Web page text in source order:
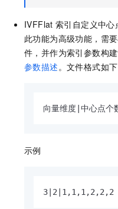
IVFFlat 索引自定义中心
此功能为高级功能，需
件，并作为索引参数构
参数描述 。文件格式如下
向量维度|中心点个
示例
3|2|1,1,1,2,2,2